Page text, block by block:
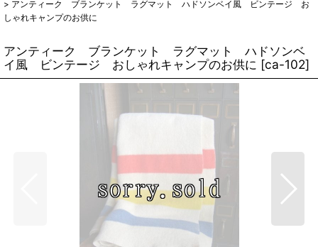
> アンティーク ブランケット ラグマット ハドソンベイ風 ビンテージ お
しゃれキャンプのお供に
アンティーク ブランケット ラグマット ハドソンベ
イ風 ビンテージ おしゃれキャンプのお供に [ca-102]